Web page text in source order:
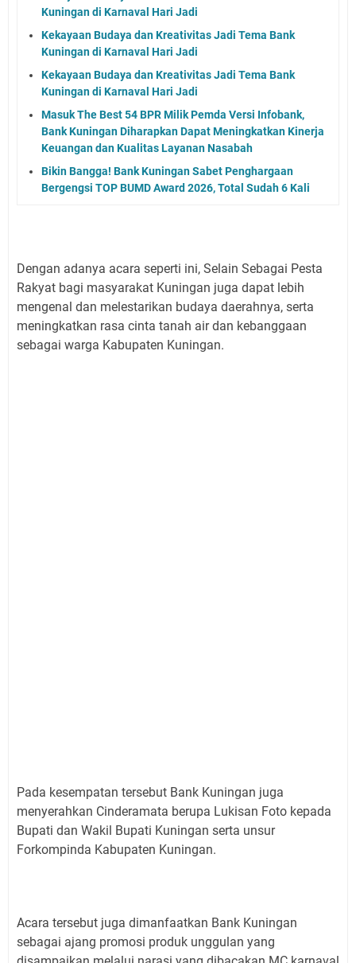
Kuningan di Karnaval Hari Jadi
Kekayaan Budaya dan Kreativitas Jadi Tema Bank
Kuningan di Karnaval Hari Jadi
Kekayaan Budaya dan Kreativitas Jadi Tema Bank
Kuningan di Karnaval Hari Jadi
Masuk The Best 54 BPR Milik Pemda Versi Infobank,
Bank Kuningan Diharapkan Dapat Meningkatkan Kinerja
Keuangan dan Kualitas Layanan Nasabah
Bikin Bangga! Bank Kuningan Sabet Penghargaan
Bergengsi TOP BUMD Award 2026, Total Sudah 6 Kali
Dengan adanya acara seperti ini, Selain Sebagai Pesta
Rakyat bagi masyarakat Kuningan juga dapat lebih
mengenal dan melestarikan budaya daerahnya, serta
meningkatkan rasa cinta tanah air dan kebanggaan
sebagai warga Kabupaten Kuningan.
Pada kesempatan tersebut Bank Kuningan juga
menyerahkan Cinderamata berupa Lukisan Foto kepada
Bupati dan Wakil Bupati Kuningan serta unsur
Forkompinda Kabupaten Kuningan.
Acara tersebut juga dimanfaatkan Bank Kuningan
sebagai ajang promosi produk unggulan yang